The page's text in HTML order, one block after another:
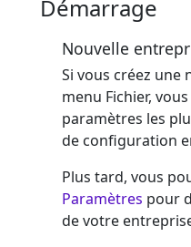
Démarrage
Nouvelle
Si vous créez une
menu Fichier,
paramètres les
de configuration
Plus tard, vous
Paramètres pour
de votre